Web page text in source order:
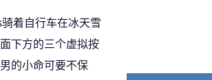
着自行车在冰天雪
下方的三个虚拟按
的小命可要不保